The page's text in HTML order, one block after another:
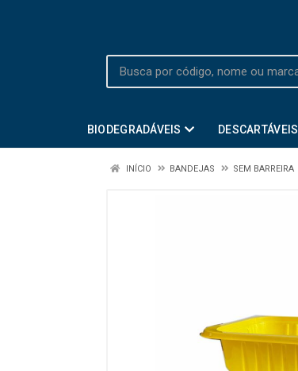
BIODEGRADÁVEIS DESCARTÁVEIS
INÍCIO BANDEJAS SEM BARREIRA